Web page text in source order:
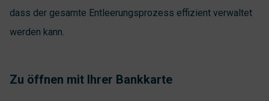
dass der gesamte Entleerungsprozess effizient verwaltet
werden kann.
Zu öffnen mit Ihrer Bankkarte